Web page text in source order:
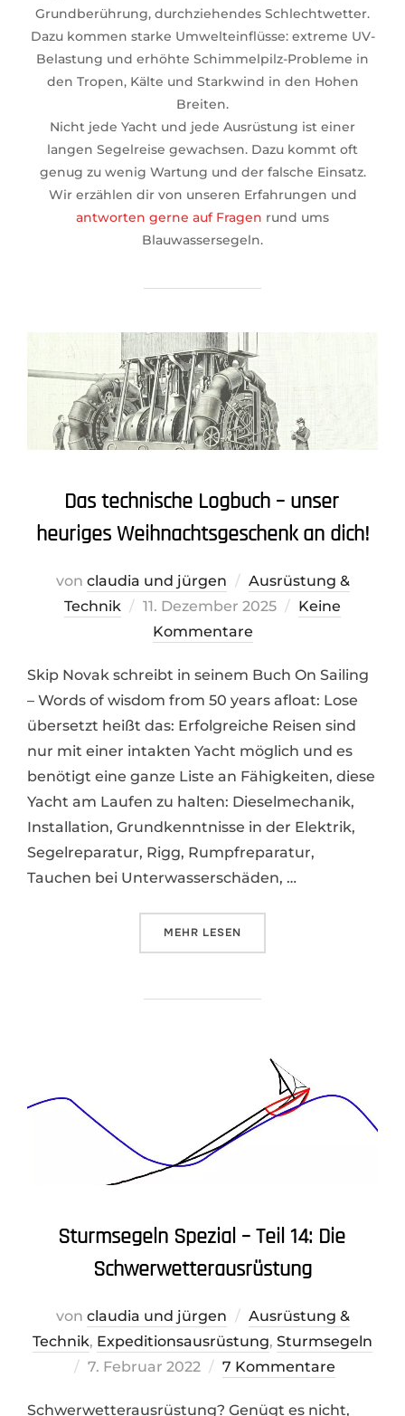
Grundberührung, durchziehendes Schlechtwetter.
Dazu kommen starke Umwelteinflüsse: extreme UV-
Belastung und erhöhte Schimmelpilz-Probleme in
den Tropen, Kälte und Starkwind in den Hohen
Breiten.
Nicht jede Yacht und jede Ausrüstung ist einer
langen Segelreise gewachsen. Dazu kommt oft
genug zu wenig Wartung und der falsche Einsatz.
Wir erzählen dir von unseren Erfahrungen und
antworten gerne auf Fragen rund ums
Blauwassersegeln.
Das technische Logbuch – unser
heuriges Weihnachtsgeschenk an dich!
von claudia und jürgen
Ausrüstung &
Technik
Veröffentlicht
am
11. Dezember 2025
Keine
Kommentare
Skip Novak schreibt in seinem Buch On Sailing
– Words of wisdom from 50 years afloat: Lose
übersetzt heißt das: Erfolgreiche Reisen sind
nur mit einer intakten Yacht möglich und es
benötigt eine ganze Liste an Fähigkeiten, diese
Yacht am Laufen zu halten: Dieselmechanik,
Installation, Grundkenntnisse in der Elektrik,
Segelreparatur, Rigg, Rumpfreparatur,
Tauchen bei Unterwasserschäden, …
MEHR ÜBER „DAS TECHNISCHE
LESEN
Sturmsegeln Spezial – Teil 14: Die
Schwerwetterausrüstung
von claudia und jürgen
Ausrüstung &
Technik, Expeditionsausrüstung, Sturmsegeln
Veröffentlicht
7. Februar 2022 7 Kommentare
Schwerwetterausrüstung? Genügt es nicht,